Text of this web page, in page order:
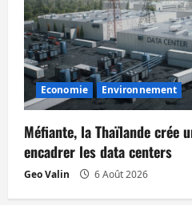
Economie Environnement
Méfiante, la Thaïlande crée
encadrer les data centers
Geo Valin 6 Août 2026